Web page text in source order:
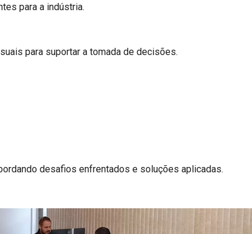
para a indústria.
para suportar a tomada de decisões.
desafios enfrentados e soluções aplicadas.